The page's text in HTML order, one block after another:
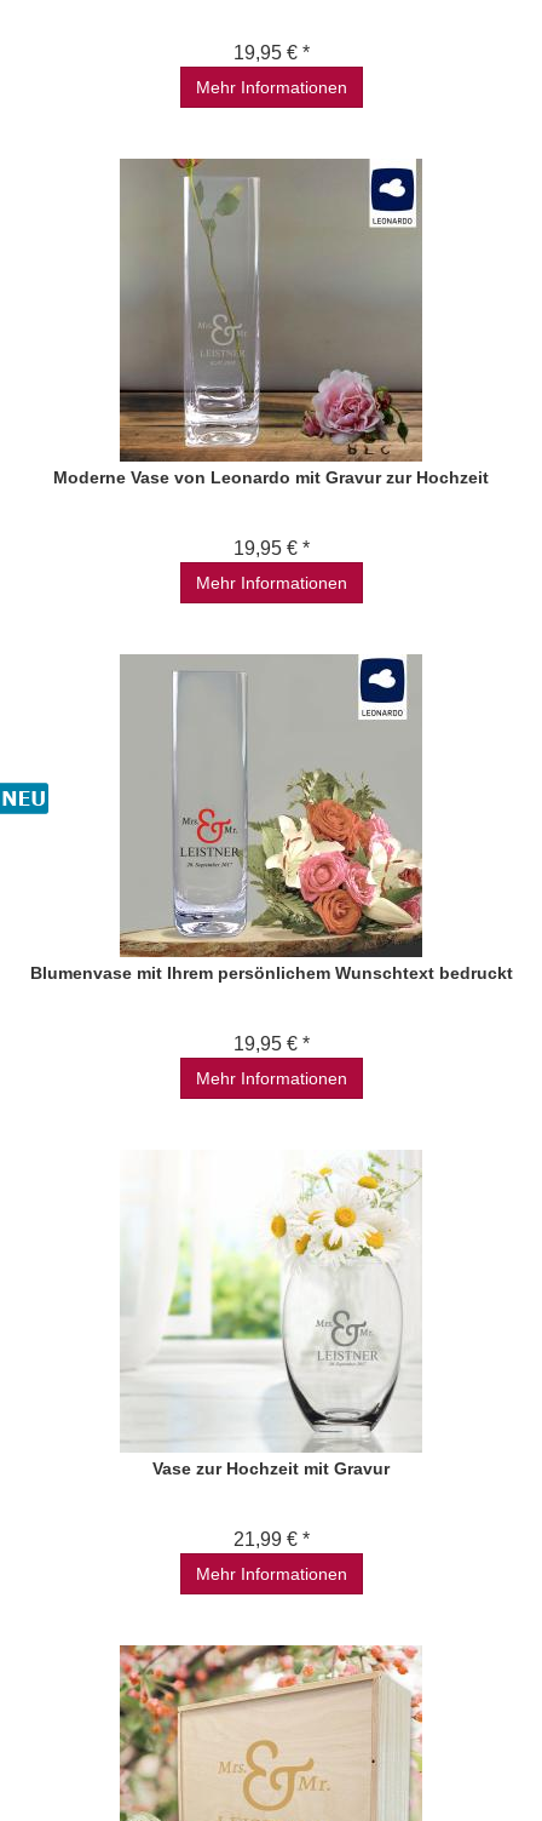
19,95 € *
Mehr Informationen
Moderne Vase von Leonardo mit Gravur zur Hochzeit
19,95 € *
Mehr Informationen
Blumenvase mit Ihrem persönlichem Wunschtext bedruckt
19,95 € *
Mehr Informationen
Vase zur Hochzeit mit Gravur
21,99 € *
Mehr Informationen